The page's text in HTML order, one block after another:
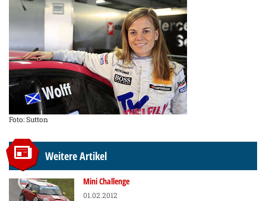
Foto: Sutton
Weitere Artikel
Mini Challenge
01.02.2012